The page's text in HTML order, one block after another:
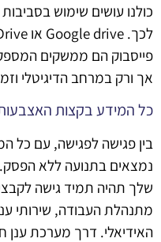
כולנו עושים שימוש
פייסבוק הם ממשקים
אך ורק במרחב הדיגיטלי
כל המידע בקצות
בין פגישה לפגישה, עם כל
נמצאים בתנועה ללא הפסק.
שלך תהיה תמיד גישה
מתנהלת העבודה, שירותי
האידיאלי. דרך מערכת ענן